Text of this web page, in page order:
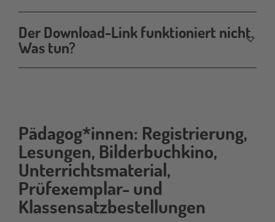
Der Download-Link funktioniert nicht.
Was tun?
paedagogik
Pädagog*innen: Registrierung,
Lesungen, Bilderbuchkino,
Unterrichtsmaterial,
Prüfexemplar- und
Klassensatzbestellungen